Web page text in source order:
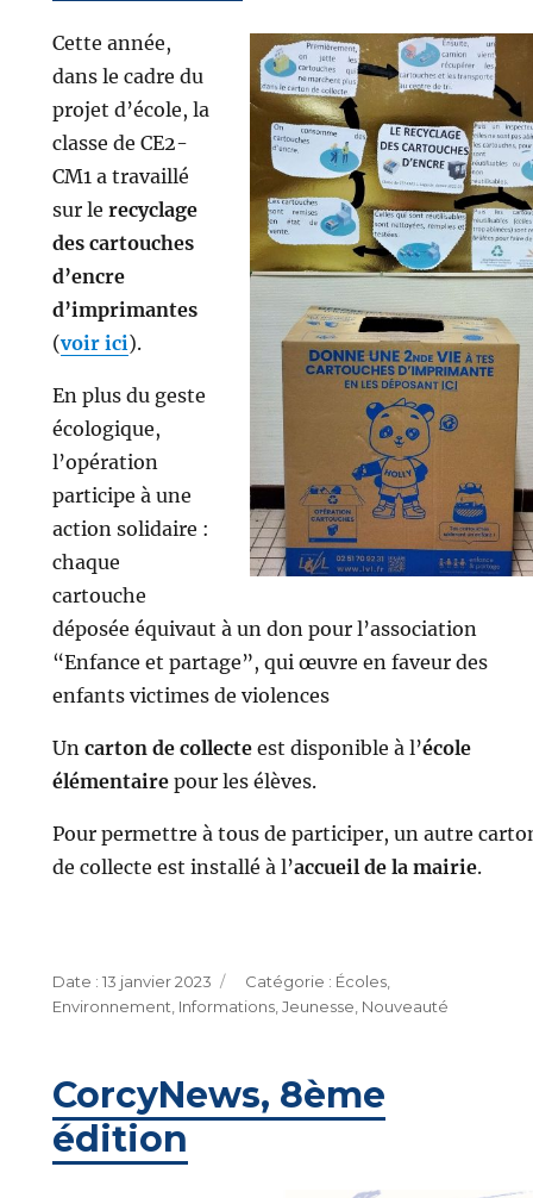
Cette année,
dans le cadre du
projet d’école, la
classe de CE2-
CM1 a travaillé
sur le recyclage
des cartouches
d’encre
d’imprimantes
(voir ici).
En plus du geste
écologique,
l’opération
participe à une
action solidaire :
chaque
cartouche
déposée équivaut à un don pour l’association
“Enfance et partage”, qui œuvre en faveur des
enfants victimes de violences
Un carton de collecteest disponible à l’école
élémentairepour les élèves.
Pour permettre à tous de participer, un autre
de collecte est installé à l’accueil de la mairie.
Publié
le
13 janvier 2023 Catégories
Écoles,
Environnement, Informations,Jeunesse, Nouveauté
CorcyNews, 8ème
édition